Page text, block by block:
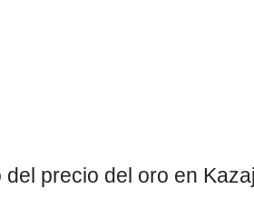
del precio del oro en